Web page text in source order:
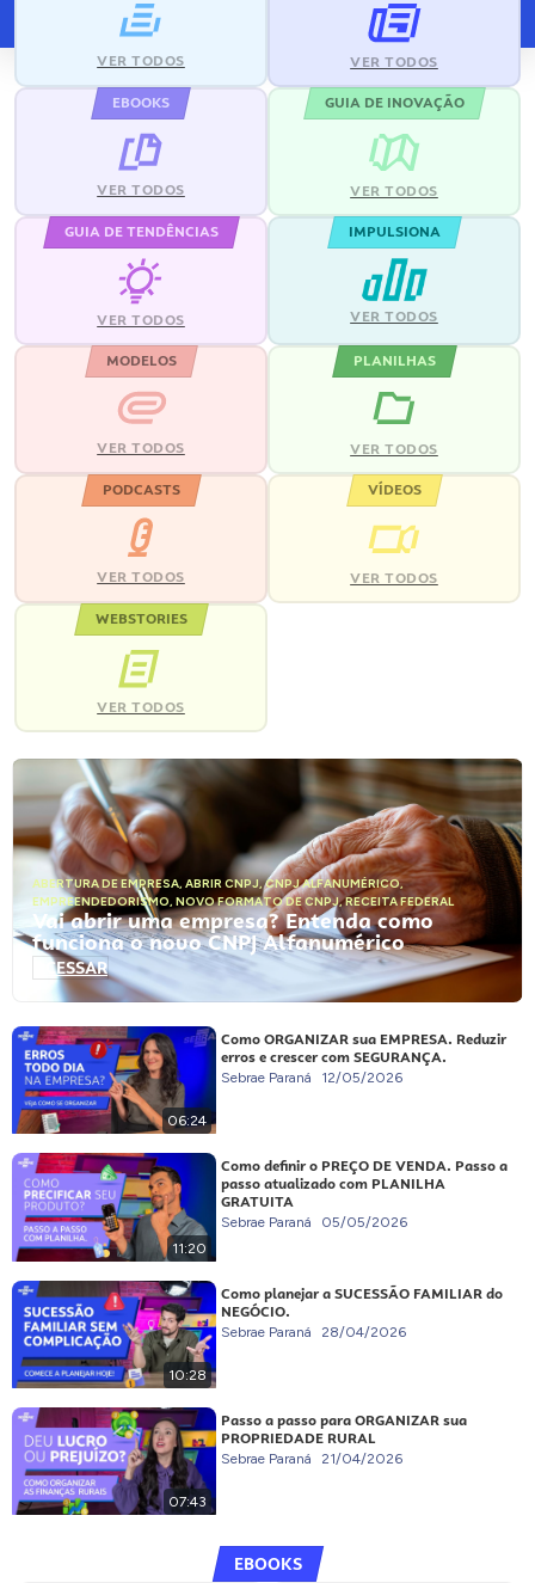
VER TODOS VER TODOS
EBOOKS
VER TODOS
GUIA DE INOVAÇÃO
VER TODOS
GUIA DE TENDÊNCIAS
VER TODOS
IMPULSIONA
VER TODOS
MODELOS
VER TODOS
PLANILHAS
VER TODOS
PODCASTS
VER TODOS
VÍDEOS
VER TODOS
WEBSTORIES
VER TODOS
ABERTURA DE EMPRESA, ABRIR CNPJ,CNPJ ALFANUMÉRICO,
EMPREENDEDORISMO, NOVO FORMATO DE CNPJ,RECEITA FEDERAL
Vai abrir uma empresa? Entenda como
funciona o novo CNPJ Alfanumérico
ACESSAR
06:24
Como ORGANIZAR sua EMPRESA. Reduzir
erros e crescer com SEGURANÇA.
Sebrae Paraná 12/05/2026
11:20
Como definir o PREÇO DE VENDA. Passo a
passo atualizado com PLANILHA
GRATUITA
Sebrae Paraná 05/05/2026
10:28
Como planejar a SUCESSÃO FAMILIAR do
NEGÓCIO.
Sebrae Paraná 28/04/2026
07:43
Passo a passo para ORGANIZAR sua
PROPRIEDADE RURAL
Sebrae Paraná 21/04/2026
EBOOKS